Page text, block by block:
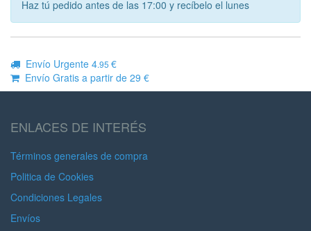
Haz tú pedido antes de las 17:00 y recíbelo el lunes
Envío Urgente 4.95 €
Envío Gratis a partir de 29 €
ENLACES DE INTERÉS
Términos generales de compra
Politica de Cookies
Condiciones Legales
Envíos